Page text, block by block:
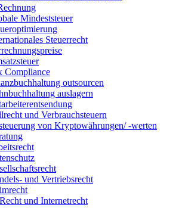
Mindeststeuer
Steuerrecht
Compliance
outsourcen
auslagern
und Verbrauchsteuern
von Kryptowährungen/ -werten
und Vertriebsrecht
und Internetrecht